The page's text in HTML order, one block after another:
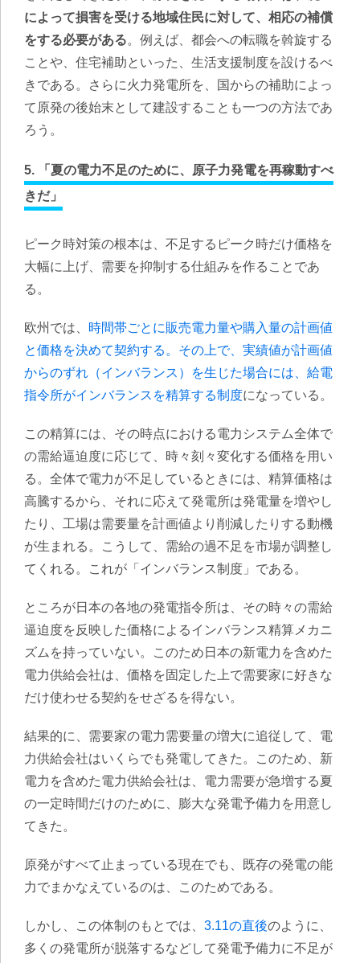
によって損害を受ける地域住民に対して、相応の補償
をする必要がある。例えば、都会への転職を斡旋する
ことや、住宅補助といった、生活支援制度を設けるべ
きである。さらに火力発電所を、国からの補助によっ
て原発の後始末として建設することも一つの方法であ
ろう。
5. 「夏の電力不足のために、原子力発電を再稼動すべ
きだ」
ピーク時対策の根本は、不足するピーク時だけ価格を
大幅に上げ、需要を抑制する仕組みを作ることであ
る。
欧州では、 時間帯ごとに販売電力量や購入量の計画値
と価格を決めて契約する。その上で、実績値が計画値
からのずれ（インバランス）を生じた場合には、給電
指令所がインバランスを精算する制度になっている。
この精算には、その時点における電力システム全体で
の需給逼迫度に応じて、時々刻々変化する価格を用い
る。全体で電力が不足しているときには、精算価格は
高騰するから、それに応えて発電所は発電量を増やし
たり、工場は需要量を計画値より削減したりする動機
が生まれる。こうして、需給の過不足を市場が調整し
てくれる。これが「インバランス制度」である。
ところが日本の各地の発電指令所は、その時々の需給
逼迫度を反映した価格によるインバランス精算メカニ
ズムを持っていない。このため日本の新電力を含めた
電力供給会社は、価格を固定した上で需要家に好きな
だけ使わせる契約をせざるを得ない。
結果的に、需要家の電力需要量の増大に追従して、電
力供給会社はいくらでも発電してきた。このため、新
電力を含めた電力供給会社は、電力需要が急増する夏
の一定時間だけのために、膨大な発電予備力を用意し
てきた。
原発がすべて止まっている現在でも、既存の発電の能
力でまかなえているのは、このためである。
しかし、この体制のもとでは、 3.11の直後のように、
多くの発電所が脱落するなどして発電予備力に不足が